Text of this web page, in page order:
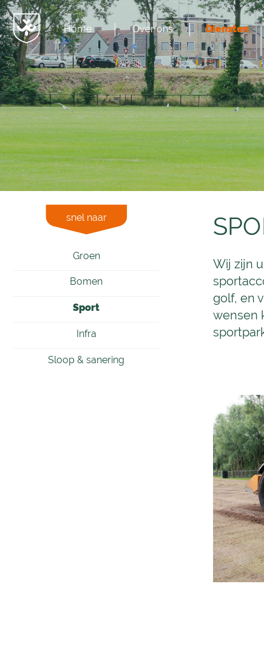
JvESCH
—
Van
Esch
Menu
Home Over ons Diensten
snel naar
Groen
Bomen
Sport
Infra
Sloop & sanering
Wij zijn
golf, en
wensen